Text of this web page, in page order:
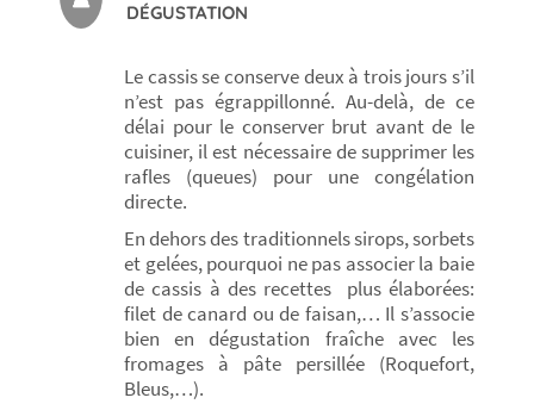
DÉGUSTATION
Le cassis se conserve deux à trois jours s’il
n’est pas égrappillonné. Au-delà, de ce
délai pour le conserver brut avant de le
cuisiner, il est nécessaire de supprimer les
rafles (queues) pour une congélation
directe.
En dehors des traditionnels sirops, sorbets
et gelées, pourquoi ne pas associer la baie
de cassis à des recettes plus élaborées:
filet de canard ou de faisan,… Il s’associe
bien en dégustation fraîche avec les
fromages à pâte persillée (Roquefort,
Bleus,…).